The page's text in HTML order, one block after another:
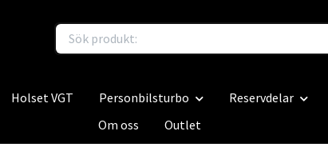
Holset VGT Personbilsturbo Reservdelar
Om oss
Outlet